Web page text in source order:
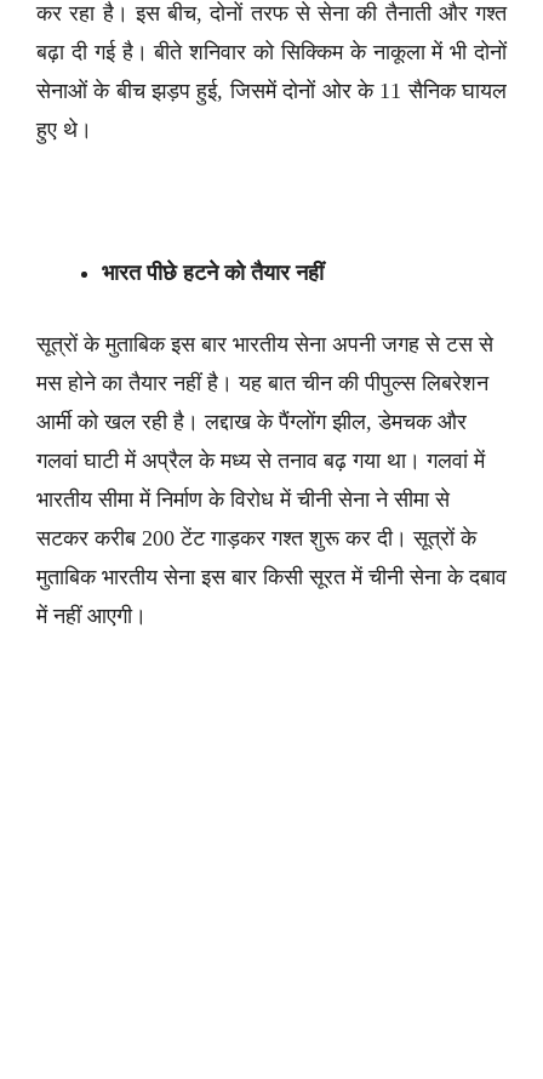
कर रहा है। इस बीच, दोनों तरफ से सेना की तैनाती और गश्त
बढ़ा दी गई है। बीते शनिवार को सिक्किम के नाकूला में भी दोनों
सेनाओं के बीच झड़प हुई, जिसमें दोनों ओर के 11 सैनिक घायल
हुए थे।
भारत पीछे हटने को तैयार नहीं
सूत्रों के मुताबिक इस बार भारतीय सेना अपनी जगह से टस से
मस होने का तैयार नहीं है। यह बात चीन की पीपुल्स लिबरेशन
आर्मी को खल रही है। लद्दाख के पैंग्लोंग झील, डेमचक और
गलवां घाटी में अप्रैल के मध्य से तनाव बढ़ गया था। गलवां में
भारतीय सीमा में निर्माण के विरोध में चीनी सेना ने सीमा से
सटकर करीब 200 टेंट गाड़कर गश्त शुरू कर दी। सूत्रों के
मुताबिक भारतीय सेना इस बार किसी सूरत में चीनी सेना के दबाव
में नहीं आएगी।